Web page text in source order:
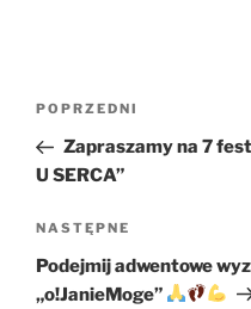
Nawigacja
Poprzedni
wpis
POPRZEDNI
Zapraszamy na 7
U SERCA”
Następny
wpis
NASTĘPNE
Podejmij adwentowe
„o!JanieMoge”